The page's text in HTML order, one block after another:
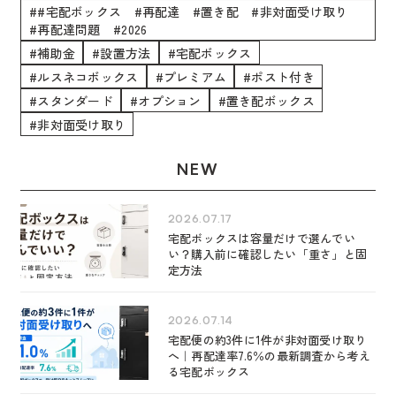
##宅配ボックス #再配達 #置き配 #非対面受け取り
#再配達問題 #2026
#補助金
#設置方法
#宅配ボックス
#ルスネコボックス
#プレミアム
#ポスト付き
#スタンダード
#オプション
#置き配ボックス
#非対面受け取り
NEW
2026.07.17
宅配ボックスは容量だけで選んでい
い？購入前に確認したい「重さ」と固
定方法
2026.07.14
宅配便の約3件に1件が非対面受け取り
へ｜再配達率7.6％の最新調査から考え
る宅配ボックス